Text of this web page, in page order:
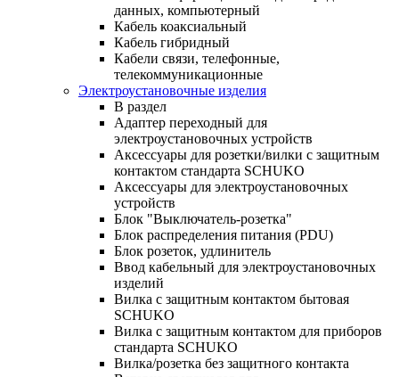
данных, компьютерный
Кабель коаксиальный
Кабель гибридный
Кабели связи, телефонные,
телекоммуникационные
Электроустановочные изделия
В раздел
Адаптер переходный для
электроустановочных устройств
Аксессуары для розетки/вилки с защитным
контактом стандарта SCHUKO
Аксессуары для электроустановочных
устройств
Блок "Выключатель-розетка"
Блок распределения питания (PDU)
Блок розеток, удлинитель
Ввод кабельный для электроустановочных
изделий
Вилка с защитным контактом бытовая
SCHUKO
Вилка с защитным контактом для приборов
стандарта SCHUKO
Вилка/розетка без защитного контакта